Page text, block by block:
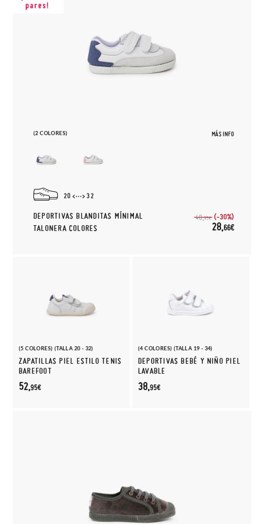
(2 COLORES) MÁS INFO
20 32
DEPORTIVAS BLANDITAS MÍNIMAL
TALONERA COLORES
40,95€ (-30%)
28,66€
(5 COLORES) (TALLA 20 - 32)
ZAPATILLAS PIEL ESTILO TENIS
BAREFOOT
52,95€
(4 COLORES) (TALLA 19 - 34)
DEPORTIVAS BEBÉ Y NIÑO PIEL
LAVABLE
38,95€